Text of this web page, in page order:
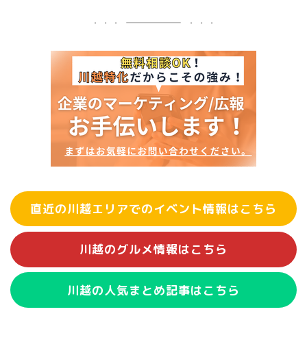
直近の川越エリアでのイベント情報はこちら
川越のグルメ情報はこちら
川越の人気まとめ記事はこちら